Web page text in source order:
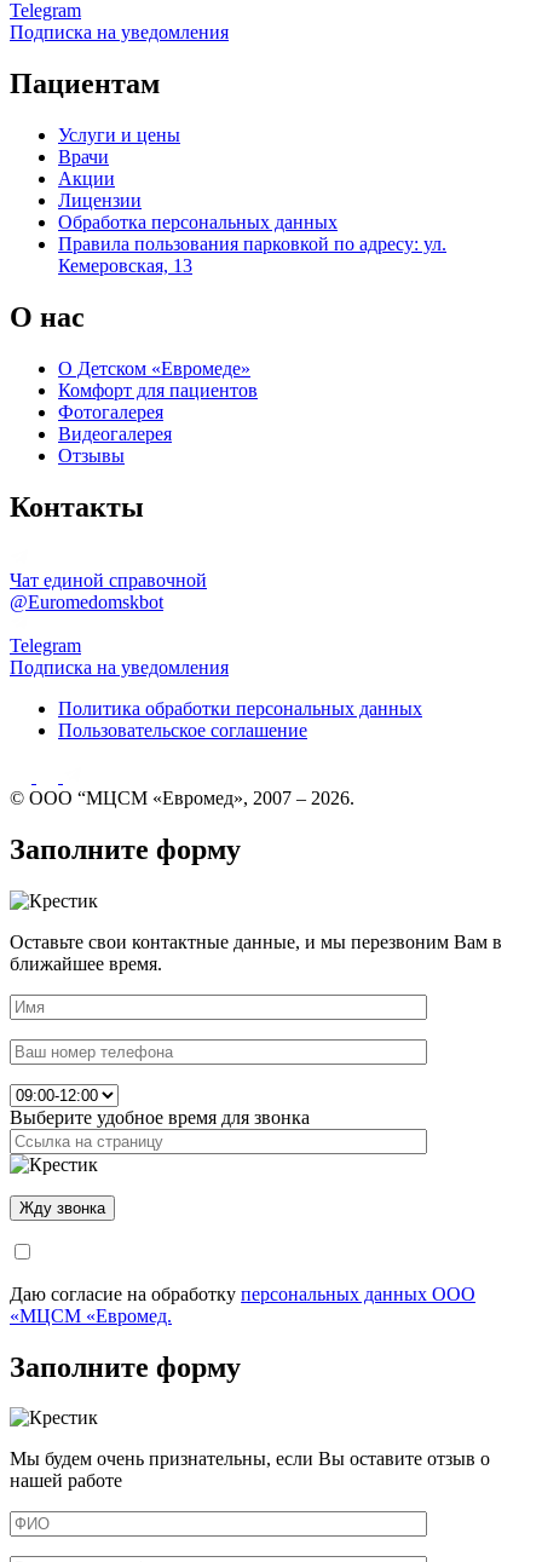
Telegram
Подписка на уведомления
Пациентам
Услуги и цены
Врачи
Акции
Лицензии
Обработка персональных данных
Правила пользования парковкой по адресу: ул.
Кемеровская, 13
О нас
О Детском «Евромеде»
Комфорт для пациентов
Фотогалерея
Видеогалерея
Отзывы
Контакты
Чат единой справочной
@Euromedomskbot
Telegram
Подписка на уведомления
Политика обработки персональных данных
Пользовательское соглашение
© ООО “МЦСМ «Евромед», 2007 – 2026.
Заполните форму
Оставьте свои контактные данные, и мы перезвоним Вам в
ближайшее время.
Выберите удобное время для звонка
Даю согласие на обработку персональных данных ООО
«МЦСМ «Евромед.
Заполните форму
Мы будем очень признательны, если Вы оставите отзыв о
нашей работе